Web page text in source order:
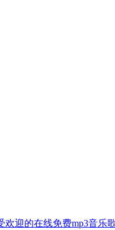
欢迎的在线免费mp3音